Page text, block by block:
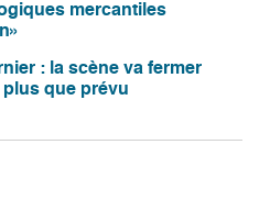
mercantiles
: la scène va fermer
que prévu